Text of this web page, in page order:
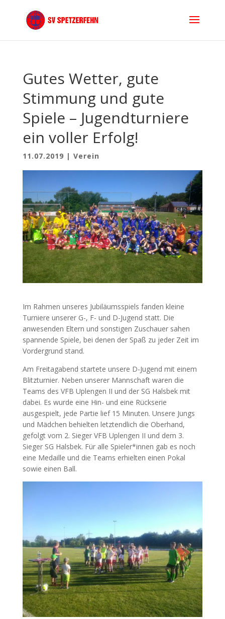
Gutes Wetter, gute
Stimmung und gute
Spiele – Jugendturniere
ein voller Erfolg!
11.07.2019 | Verein
Im Rahmen unseres Jubiläumsspiels fanden kleine
Turniere unserer G-, F- und D-Jugend statt. Die
anwesenden Eltern und sonstigen Zuschauer sahen
spannende Spiele, bei denen der Spaß zu jeder Zeit im
Vordergrund stand.
Am Freitagabend startete unsere D-Jugend mit einem
Blitzturnier. Neben unserer Mannschaft waren die
Teams des VFB Uplengen II und der SG Halsbek mit
dabei. Es wurde eine Hin- und eine Rückserie
ausgespielt, jede Partie lief 15 Minuten. Unsere Jungs
und Mädchen behielten letztendlich die Oberhand,
gefolgt vom 2. Sieger VFB Uplengen II und dem 3.
Sieger SG Halsbek. Für alle Spieler*innen gab es noch
eine Medaille und die Teams erhielten einen Pokal
sowie einen Ball.